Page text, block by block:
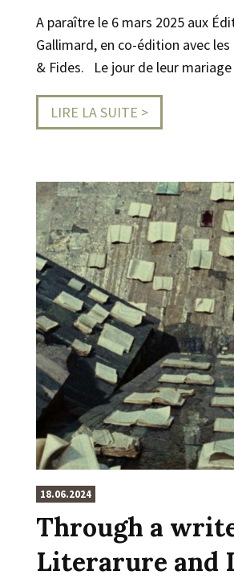
A paraître le 6 mars 2025 aux
Gallimard, en co-édition avec
& Fides. Le jour de leur mariage
LIRE LA SUITE >
18.06.2024
Through a
Literarure and